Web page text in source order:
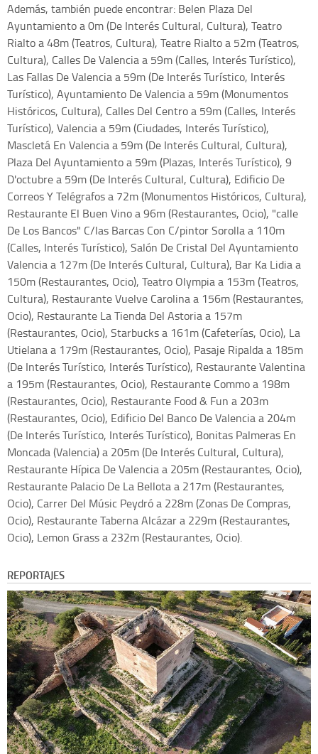
Además, también puede encontrar: Belen Plaza Del
Ayuntamiento a 0m (De Interés Cultural, Cultura), Teatro
Rialto a 48m (Teatros, Cultura), Teatre Rialto a 52m (Teatros,
Cultura), Calles De Valencia a 59m (Calles, Interés Turístico),
Las Fallas De Valencia a 59m (De Interés Turístico, Interés
Turístico), Ayuntamiento De Valencia a 59m (Monumentos
Históricos, Cultura), Calles Del Centro a 59m (Calles, Interés
Turístico), Valencia a 59m (Ciudades, Interés Turístico),
Mascletá En Valencia a 59m (De Interés Cultural, Cultura),
Plaza Del Ayuntamiento a 59m (Plazas, Interés Turístico), 9
D'octubre a 59m (De Interés Cultural, Cultura), Edificio De
Correos Y Telégrafos a 72m (Monumentos Históricos, Cultura),
Restaurante El Buen Vino a 96m (Restaurantes, Ocio), "calle
De Los Bancos" C/las Barcas Con C/pintor Sorolla a 110m
(Calles, Interés Turístico), Salón De Cristal Del Ayuntamiento
Valencia a 127m (De Interés Cultural, Cultura), Bar Ka Lidia a
150m (Restaurantes, Ocio), Teatro Olympia a 153m (Teatros,
Cultura), Restaurante Vuelve Carolina a 156m (Restaurantes,
Ocio), Restaurante La Tienda Del Astoria a 157m
(Restaurantes, Ocio), Starbucks a 161m (Cafeterías, Ocio), La
Utielana a 179m (Restaurantes, Ocio), Pasaje Ripalda a 185m
(De Interés Turístico, Interés Turístico), Restaurante Valentina
a 195m (Restaurantes, Ocio), Restaurante Commo a 198m
(Restaurantes, Ocio), Restaurante Food & Fun a 203m
(Restaurantes, Ocio), Edificio Del Banco De Valencia a 204m
(De Interés Turístico, Interés Turístico), Bonitas Palmeras En
Moncada (Valencia) a 205m (De Interés Cultural, Cultura),
Restaurante Hípica De Valencia a 205m (Restaurantes, Ocio),
Restaurante Palacio De La Bellota a 217m (Restaurantes,
Ocio), Carrer Del Músic Peydró a 228m (Zonas De Compras,
Ocio), Restaurante Taberna Alcázar a 229m (Restaurantes,
Ocio), Lemon Grass a 232m (Restaurantes, Ocio).
REPORTAJES